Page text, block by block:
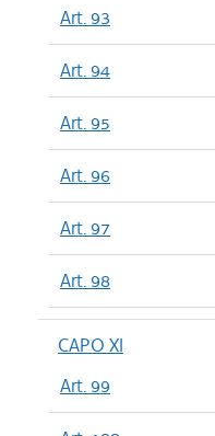
Art. 93
Art. 94
Art. 95
Art. 96
Art. 97
Art. 98
CAPO XI
Art. 99